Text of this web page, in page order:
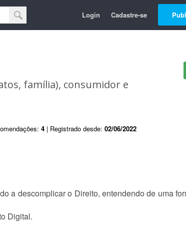
Login Cadastre-se
família), consumidor e
4 | Registrado desde: 02/06/2022
a descomplicar o Direito, entendendo de uma
Digital.